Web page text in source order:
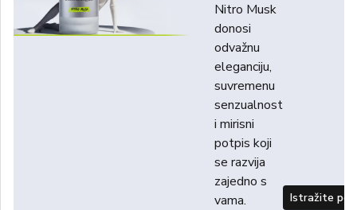
Nitro Musk
donosi
odvažnu
eleganciju,
suvremenu
senzualnost
i mirisni
potpis koji
se razvija
zajedno s
vama.
Istražite